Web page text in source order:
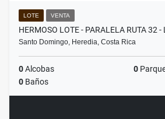
LOTE VENTA
HERMOSO LOTE - PARALELA RUTA 32 -
Santo Domingo, Heredia, Costa Rica
0Alcobas 0
0 Baños